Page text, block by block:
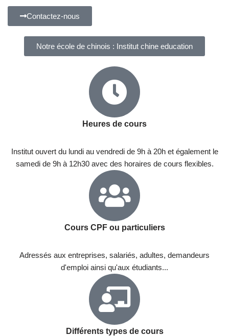
Contactez-nous
Notre école de chinois : Institut chine education
Heures de cours
Institut ouvert du lundi au vendredi de 9h à 20h et également le
samedi de 9h à 12h30 avec des horaires de cours flexibles.
Cours CPF ou particuliers
Adressés aux entreprises, salariés, adultes, demandeurs
d'emploi ainsi qu'aux étudiants...
Différents types de cours